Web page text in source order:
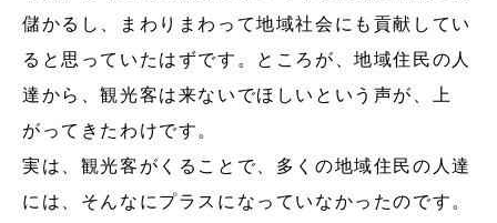
儲かるし、まわりまわって地域社会にも貢献してい
ると思っていたはずです。ところが、地域住民の人
達から、観光客は来ないでほしいという声が、上
がってきたわけです。
実は、観光客がくることで、多くの地域住民の人達
には、そんなにプラスになっていなかったのです。